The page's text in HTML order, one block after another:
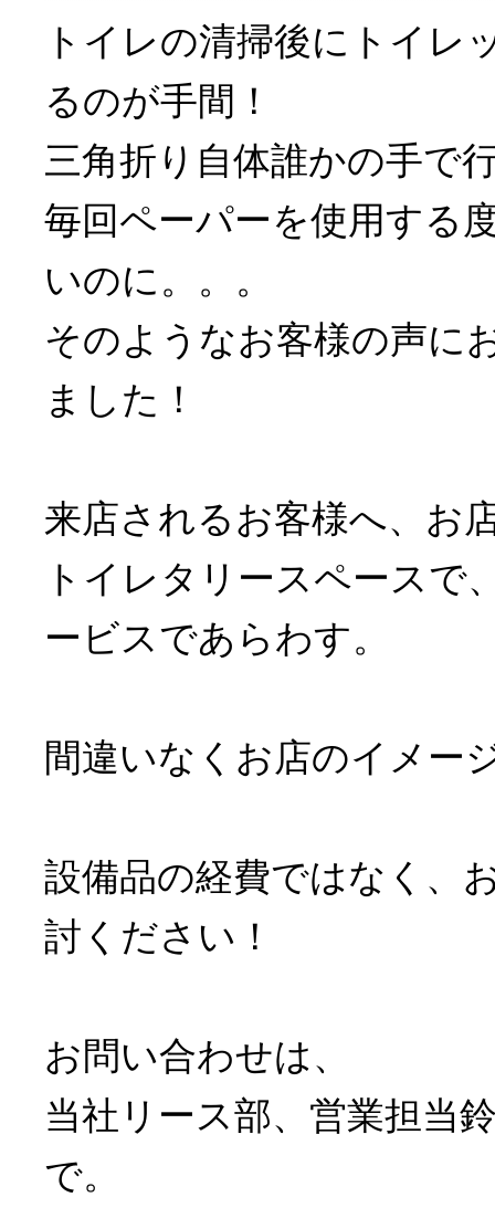
トイレの清掃後にトイレ
るのが手間！
三角折り自体誰かの手で
毎回ペーパーを使用する
いのに。。。
そのようなお客様の声に
ました！
来店されるお客様へ、お
トイレタリースペースで
ービスであらわす。
間違いなくお店のイメー
設備品の経費ではなく、
討ください！
お問い合わせは、
当社リース部、営業担当
で。